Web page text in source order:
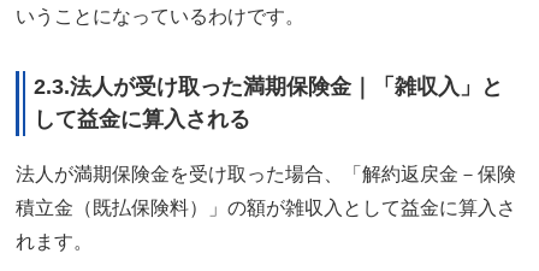
いうことになっているわけです。
2.3.法人が受け取った満期保険金｜「雑収入」と
して益金に算入される
法人が満期保険金を受け取った場合、「解約返戻金－保険
積立金（既払保険料）」の額が雑収入として益金に算入さ
れます。